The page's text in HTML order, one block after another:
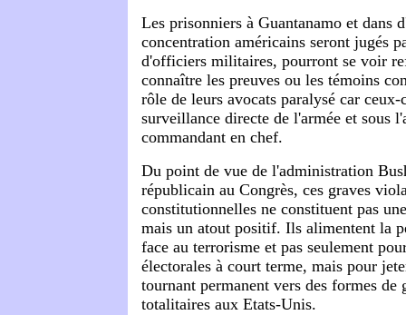
Les prisonniers à Guantanamo et dans
concentration américains seront jugés
d'officiers militaires, pourront se voir
connaître les preuves ou les témoins
rôle de leurs avocats paralysé car ceux-
surveillance directe de l'armée et sous
commandant en chef.
Du point de vue de l'administration
républicain au Congrès, ces graves
constitutionnelles ne constituent pas
mais un atout positif. Ils alimentent la
face au terrorisme et pas seulement
électorales à court terme, mais pour
tournant permanent vers des formes de
totalitaires aux Etats-Unis.